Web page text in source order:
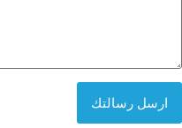
ارسل رسالتك